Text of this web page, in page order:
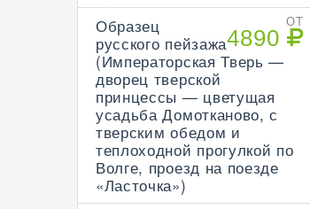
ОТ
4890
Образец
русского пейзажа
(Императорская Тверь —
дворец тверской
принцессы — цветущая
усадьба Домотканово, с
тверским обедом и
теплоходной прогулкой по
Волге, проезд на поезде
«Ласточка»)